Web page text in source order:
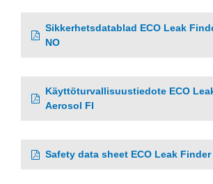
Sikkerhetsdatablad ECO Leak
NO
Käyttöturvallisuustiedote ECO
Aerosol FI
Safety data sheet ECO Leak